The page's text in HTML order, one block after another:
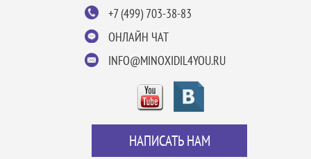
+7 (499) 703-38-83
ОНЛАЙН ЧАТ
INFO@MINOXIDIL4YOU.RU
НАПИСАТЬ НАМ